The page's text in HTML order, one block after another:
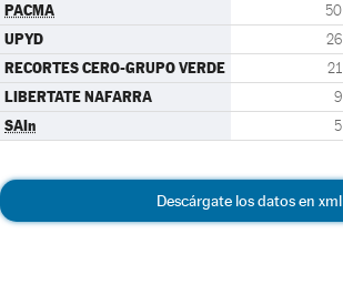
PACMA 50
UPYD 26
RECORTES CERO-GRUPO VERDE 21
LIBERTATE NAFARRA 9
SAIn 5
Descárgate los datos en xml